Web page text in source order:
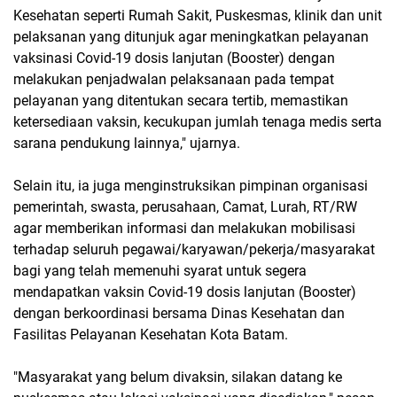
Kesehatan seperti Rumah Sakit, Puskesmas, klinik dan unit
pelaksanan yang ditunjuk agar meningkatkan pelayanan
vaksinasi Covid-19 dosis lanjutan (Booster) dengan
melakukan penjadwalan pelaksanaan pada tempat
pelayanan yang ditentukan secara tertib, memastikan
ketersediaan vaksin, kecukupan jumlah tenaga medis serta
sarana pendukung lainnya," ujarnya.
Selain itu, ia juga menginstruksikan pimpinan organisasi
pemerintah, swasta, perusahaan, Camat, Lurah, RT/RW
agar memberikan informasi dan melakukan mobilisasi
terhadap seluruh pegawai/karyawan/pekerja/masyarakat
bagi yang telah memenuhi syarat untuk segera
mendapatkan vaksin Covid-19 dosis lanjutan (Booster)
dengan berkoordinasi bersama Dinas Kesehatan dan
Fasilitas Pelayanan Kesehatan Kota Batam.
"Masyarakat yang belum divaksin, silakan datang ke